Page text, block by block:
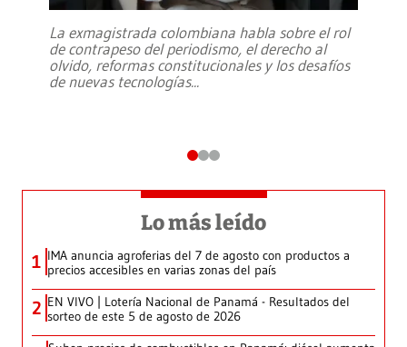
La exmagistrada colombiana habla sobre el rol
de contrapeso del periodismo, el derecho al
olvido, reformas constitucionales y los desafíos
de nuevas tecnologías...
Lo más leído
1 IMA anuncia agroferias del 7 de agosto con productos a
precios accesibles en varias zonas del país
2 EN VIVO | Lotería Nacional de Panamá - Resultados del
sorteo de este 5 de agosto de 2026